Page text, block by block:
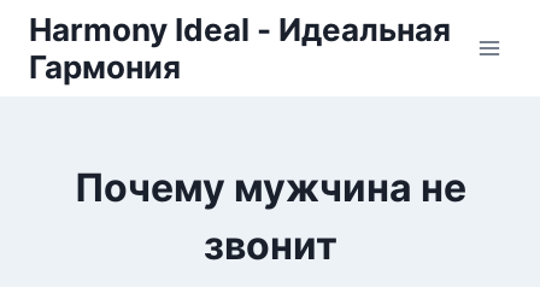
Skip
content
Harmony Ideal - Идеальная
Гармония
Почему мужчина не
звонит